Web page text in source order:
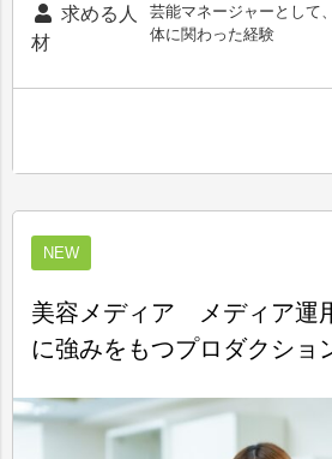
求める人
材
芸能マネージャーとして
体に関わった経験
NEW
美容メディア メディア
に強みをもつプロダクショ